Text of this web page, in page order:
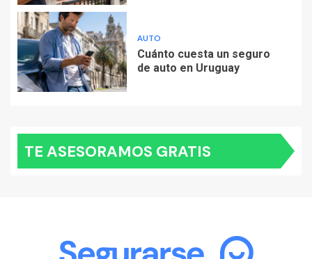
AUTO
Cuánto cuesta un seguro
de auto en Uruguay
TE ASESORAMOS GRATIS